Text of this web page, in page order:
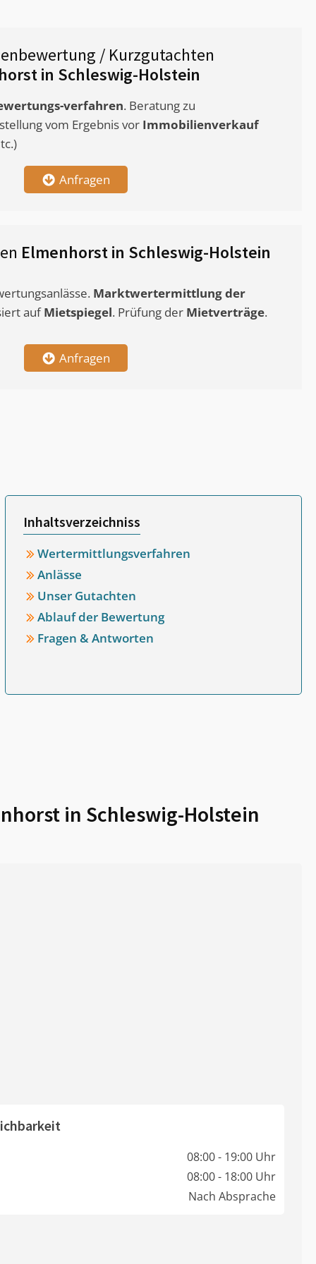
/ Kurzgutachten
in Schleswig-Holstein
verfahren. Beratung zu
vom Ergebnis vor Immobilienverkauf
Anfragen
Elmenhorst in Schleswig-Holstein
Marktwertermittlungder
aufMietspiegel. Prüfung der Mietverträge.
Anfragen
Inhaltsverzeichniss
Wertermittlungsverfahren
Anlässe
Unser Gutachten
Ablauf der Bewertung
Fragen & Antworten
in Schleswig-Holstein
08:00 - 19:00 Uhr
08:00 - 18:00 Uhr
Nach Absprache